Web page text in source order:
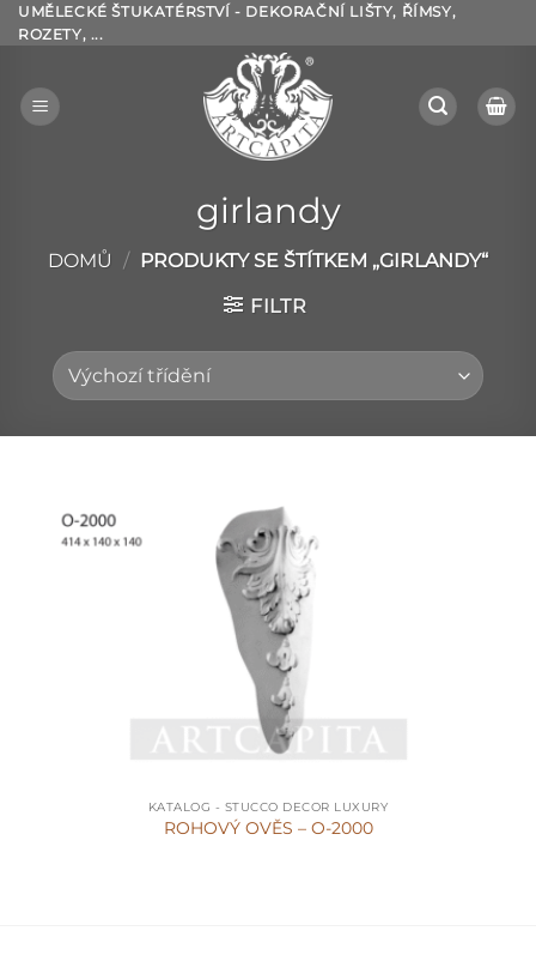
Přeskočit
na
UMĚLECKÉ ŠTUKATÉRSTVÍ - DEKORAČNÍ LIŠTY, ŘÍMSY,
ROZETY, ...
girlandy
DOMŮ /
PRODUKTY SE ŠTÍTKEM „GIRLANDY“
FILTR
KATALOG - STUCCO DECOR LUXURY
ROHOVÝ OVĚS – O-2000